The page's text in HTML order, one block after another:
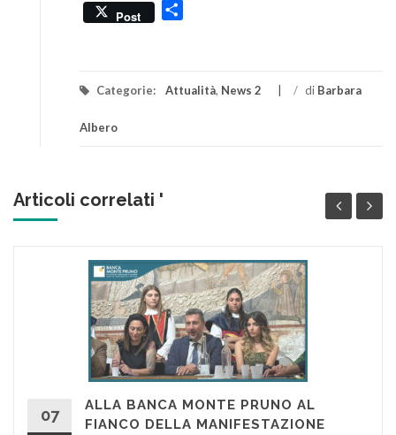
Post
Categorie: Attualità, News 2 / di Barbara
Albero
Articoli correlati '
07
ALLA BANCA MONTE PRUNO AL
FIANCO DELLA MANIFESTAZIONE